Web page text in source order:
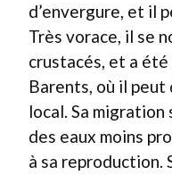
d’envergure, et il
Très vorace, il se
crustacés, et a
Barents, où il peut
local. Sa
des eaux moins
à sa reproduction.